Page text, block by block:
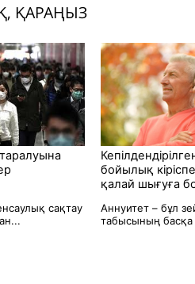
ҚАРАҢЫЗ
сақтау
бойылық
қалай шығуға
Аннуитет – бұл
табысының басқа